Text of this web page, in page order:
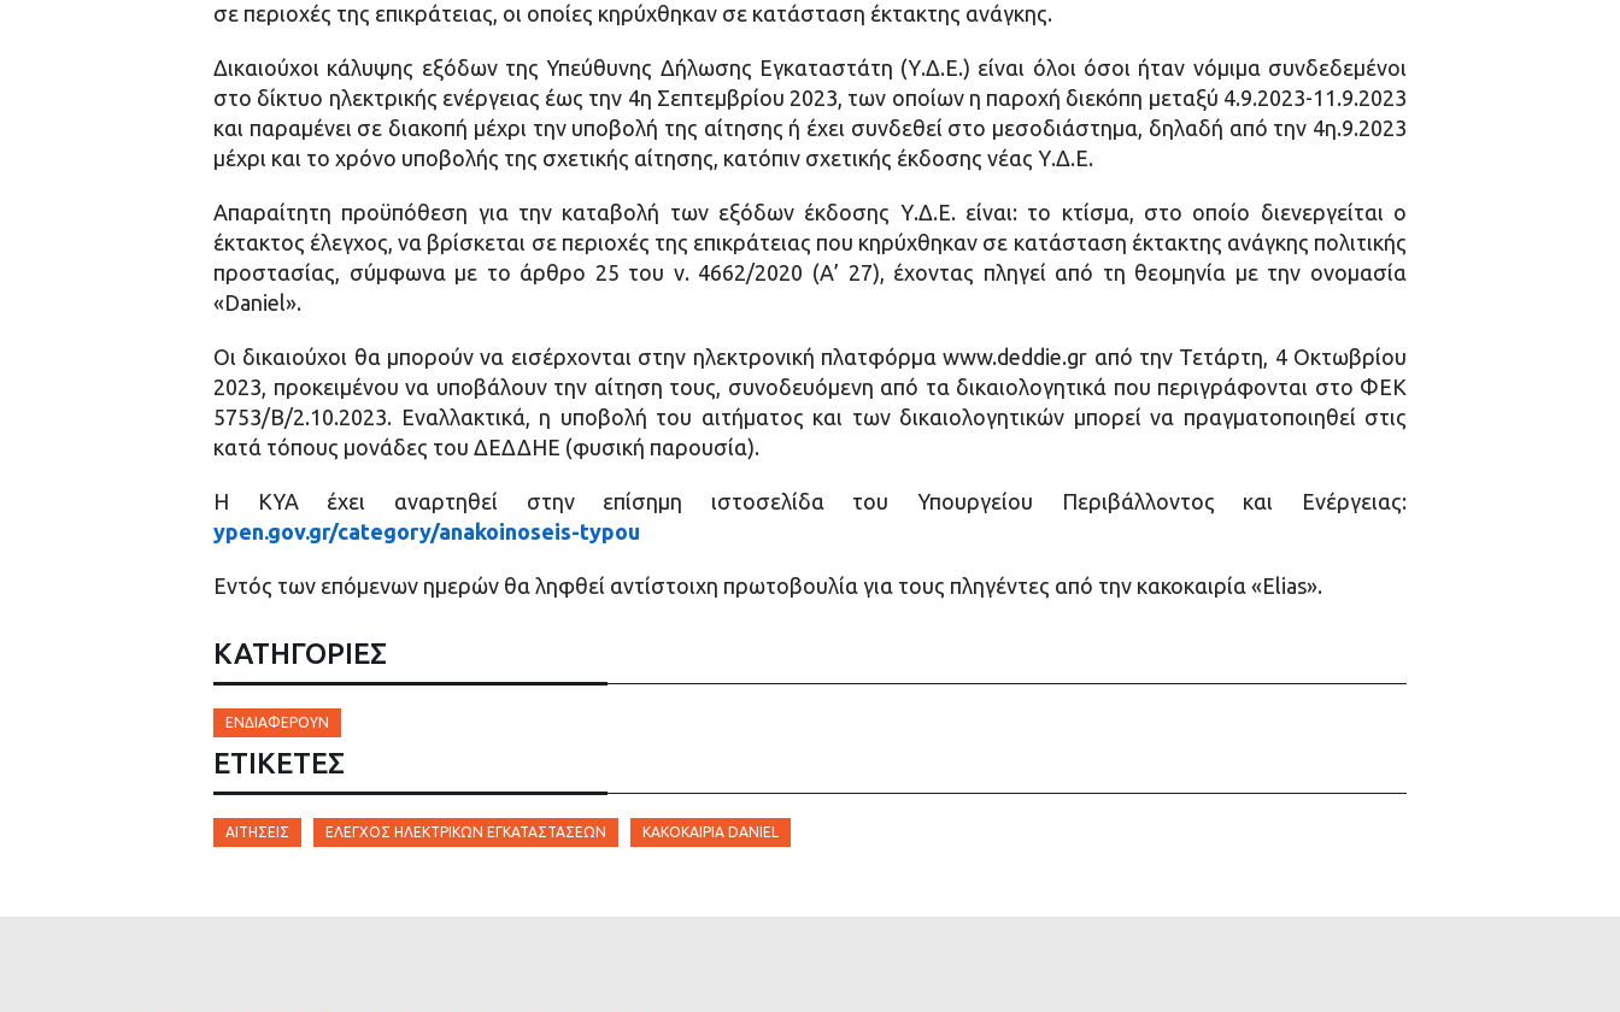
σε περιοχές της επικράτειας, οι οποίες κηρύχθηκαν σε κατάσταση έκτακτης ανάγκης.
Δικαιούχοι κάλυψης εξόδων της Υπεύθυνης Δήλωσης Εγκαταστάτη (Υ.Δ.Ε.) είναι όλοι όσοι ήταν νόμιμα συνδεδεμένοι
στο δίκτυο ηλεκτρικής ενέργειας έως την 4η Σεπτεμβρίου 2023, των οποίων η παροχή διεκόπη μεταξύ 4.9.2023-11.9.2023
και παραμένει σε διακοπή μέχρι την υποβολή της αίτησης ή έχει συνδεθεί στο μεσοδιάστημα, δηλαδή από την 4η.9.2023
μέχρι και το χρόνο υποβολής της σχετικής αίτησης, κατόπιν σχετικής έκδοσης νέας Υ.Δ.Ε.
Απαραίτητη προϋπόθεση για την καταβολή των εξόδων έκδοσης Υ.Δ.Ε. είναι: το κτίσμα, στο οποίο διενεργείται ο
έκτακτος έλεγχος, να βρίσκεται σε περιοχές της επικράτειας που κηρύχθηκαν σε κατάσταση έκτακτης ανάγκης πολιτικής
προστασίας, σύμφωνα με το άρθρο 25 του ν. 4662/2020 (Α’ 27), έχοντας πληγεί από τη θεομηνία με την ονομασία
«Daniel».
Οι δικαιούχοι θα μπορούν να εισέρχονται στην ηλεκτρονική πλατφόρμα www.deddie.gr από την Τετάρτη, 4 Οκτωβρίου
2023, προκειμένου να υποβάλουν την αίτηση τους, συνοδευόμενη από τα δικαιολογητικά που περιγράφονται στο ΦΕΚ
5753/Β/2.10.2023. Εναλλακτικά, η υποβολή του αιτήματος και των δικαιολογητικών μπορεί να πραγματοποιηθεί στις
κατά τόπους μονάδες του ΔΕΔΔΗΕ (φυσική παρουσία).
Η ΚΥΑ έχει αναρτηθεί στην επίσημη ιστοσελίδα του Υπουργείου Περιβάλλοντος και Ενέργειας:
ypen.gov.gr/category/anakoinoseis-typou
Εντός των επόμενων ημερών θα ληφθεί αντίστοιχη πρωτοβουλία για τους πληγέντες από την κακοκαιρία «Elias».
ΚΑΤΗΓΟΡΙΕΣ
ΕΝΔΙΑΦΈΡΟΥΝ
ΕΤΙΚΈΤΕΣ
ΑΙΤΉΣΕΙΣ ΈΛΕΓΧΟΣ ΗΛΕΚΤΡΙΚΏΝ ΕΓΚΑΤΑΣΤΆΣΕΩΝ ΚΑΚΟΚΑΙΡΊΑ DANIEL